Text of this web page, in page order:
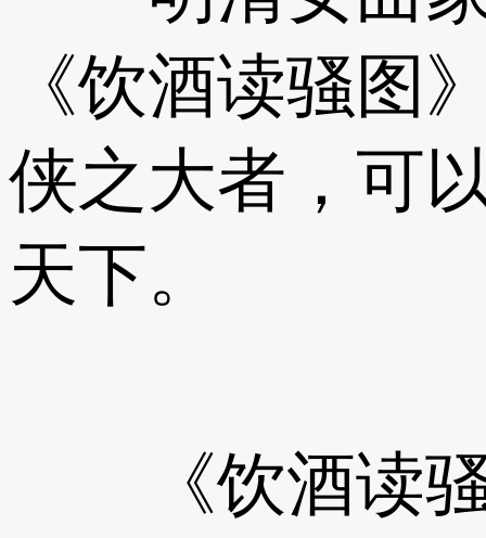
《饮酒读骚图
侠之大者，可
天下。
《饮酒读骚